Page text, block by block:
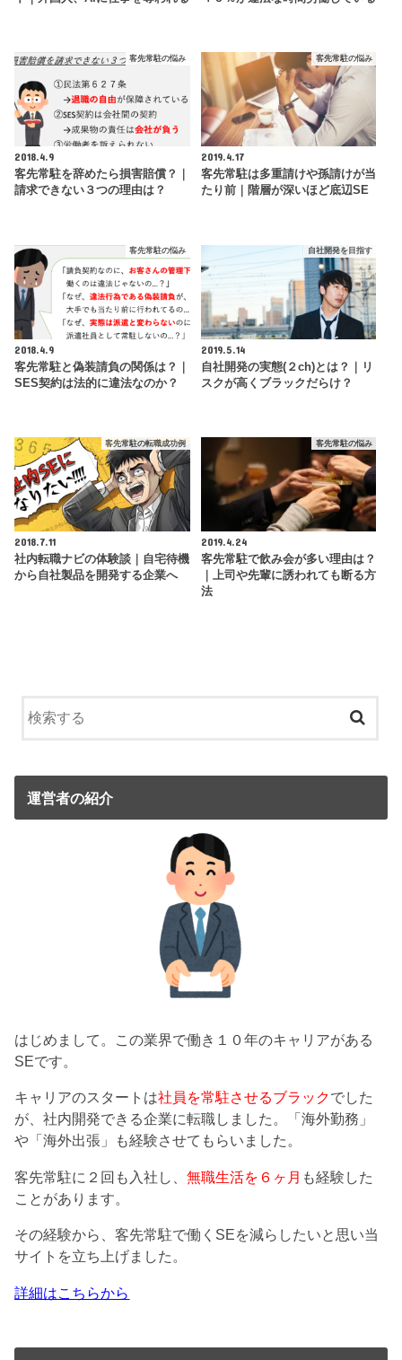
客先常駐の悩み
2018.4.9
客先常駐を辞めたら損害賠償？｜
請求できない３つの理由は？
客先常駐の悩み
2019.4.17
客先常駐は多重請けや孫請けが当
たり前｜階層が深いほど底辺SE
客先常駐の悩み
2018.4.9
客先常駐と偽装請負の関係は？｜
SES契約は法的に違法なのか？
自社開発を目指す
2019.5.14
自社開発の実態(２ch)とは？｜リ
スクが高くブラックだらけ？
客先常駐の転職成功例
2018.7.11
社内転職ナビの体験談｜自宅待機
から自社製品を開発する企業へ
客先常駐の悩み
2019.4.24
客先常駐で飲み会が多い理由は？
｜上司や先輩に誘われても断る方
法
運営者の紹介
はじめまして。この業界で働き１０年のキャリアがある
SEです。
キャリアのスタートは社員を常駐させるブラックでした
が、社内開発できる企業に転職しました。「海外勤務」
や「海外出張」も経験させてもらいました。
客先常駐に２回も入社し、無職生活を６ヶ月 も経験した
ことがあります。
その経験から、客先常駐で働くSEを減らしたいと思い当
サイトを立ち上げました。
詳細はこちらから